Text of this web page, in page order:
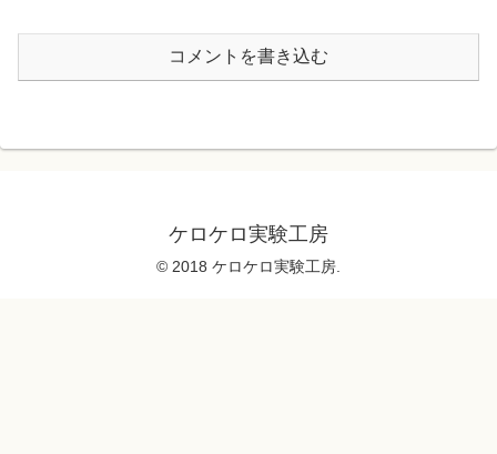
コメントを書き込む
ケロケロ実験工房
© 2018 ケロケロ実験工房.